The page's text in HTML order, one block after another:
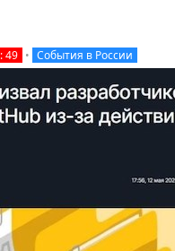
49 • События в России